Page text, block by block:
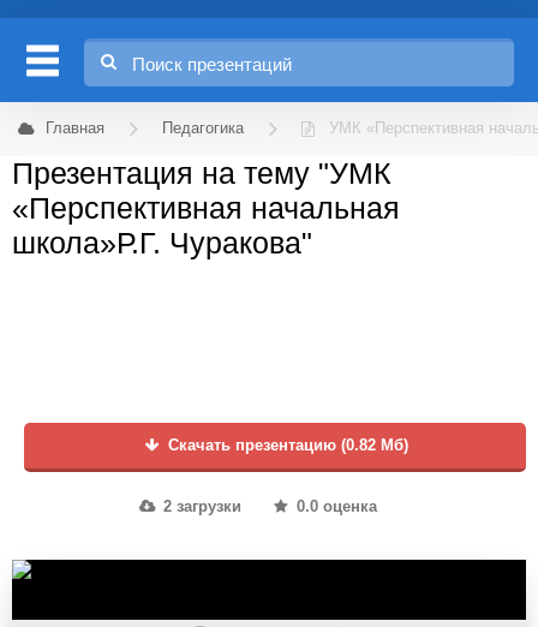
Главная Педагогика УМК «Перспективная
Презентация на тему "УМК
«Перспективная начальная
школа»Р.Г. Чуракова"
Скачать презентацию (0.82 Мб)
2 загрузки 0.0 оценка